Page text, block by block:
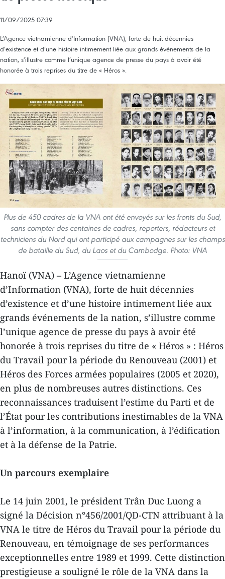
11/09/2025 07:39
L’Agence vietnamienne d’Information (VNA), forte de huit décennies
d’existence et d’une histoire intimement liée aux grands événements de la
nation, s’illustre comme l’unique agence de presse du pays à avoir été
honorée à trois reprises du titre de « Héros ».
Plus de 450 cadres de la VNA ont été envoyés sur les fronts du Sud,
sans compter des centaines de cadres, reporters, rédacteurs et
techniciens du Nord qui ont participé aux campagnes sur les champs
de bataille du Sud, du Laos et du Cambodge. Photo: VNA
Hanoï (VNA) – L’Agence vietnamienne
d’Information (VNA), forte de huit décennies
d’existence et d’une histoire intimement liée aux
grands événements de la nation, s’illustre comme
l’unique agence de presse du pays à avoir été
honorée à trois reprises du titre de « Héros » : Héros
du Travail pour la période du Renouveau (2001) et
Héros des Forces armées populaires (2005 et 2020),
en plus de nombreuses autres distinctions. Ces
reconnaissances traduisent l’estime du Parti et de
l’État pour les contributions inestimables de la VNA
à l’information, à la communication, à l’édification
et à la défense de la Patrie.
Un parcours exemplaire
Le 14 juin 2001, le président Trân Duc Luong a
signé la Décision n°456/2001/QD-CTN attribuant à la
VNA le titre de Héros du Travail pour la période du
Renouveau, en témoignage de ses performances
exceptionnelles entre 1989 et 1999. Cette distinction
prestigieuse a souligné le rôle de la VNA dans la